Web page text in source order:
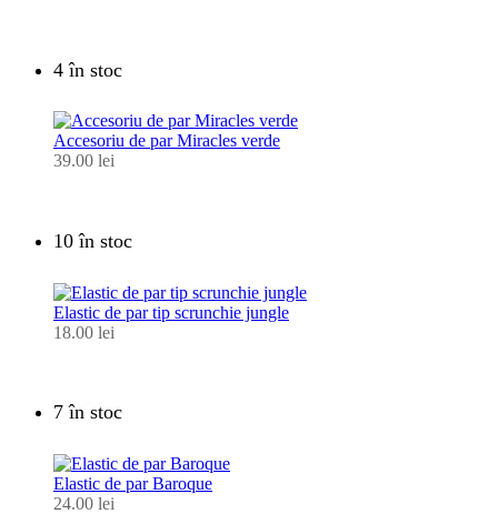
4 în stoc
Accesoriu de par Miracles verde
39.00 lei
10 în stoc
Elastic de par tip scrunchie jungle
18.00 lei
7 în stoc
Elastic de par Baroque
24.00 lei